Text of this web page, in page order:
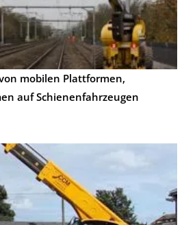
mobilen Plattformen,
auf Schienenfahrzeugen